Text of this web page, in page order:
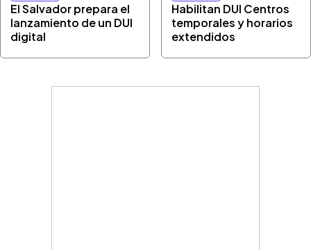
El Salvador prepara el
lanzamiento de un DUI
digital
Habilitan DUI Centros
temporales y horarios
extendidos